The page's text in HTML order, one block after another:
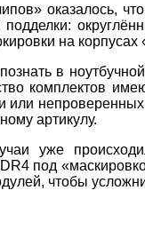
оказалось,
на корпусах
в
комплектов
или
артикулу.
уже
под
чтобы